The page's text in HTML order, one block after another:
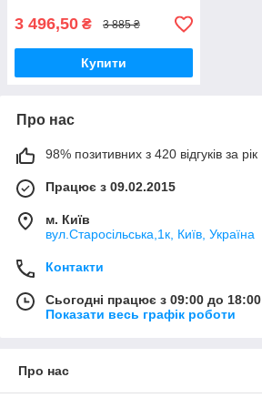
3 496,50 ₴ 3 885 ₴
Купити
Про нас
98% позитивних з 420 відгуків за рік
Працює з 09.02.2015
м. Київ
вул.Старосільська,1к, Київ, Україна
Контакти
Сьогодні працює з 09:00 до 18:00
Показати весь графік роботи
Про нас